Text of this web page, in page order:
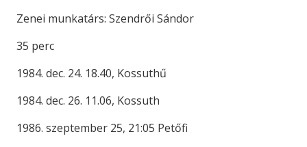
Zenei munkatárs: Szendrői Sándor
35 perc
1984. dec. 24. 18.40, Kossuthű
1984. dec. 26. 11.06, Kossuth
1986. szeptember 25, 21:05 Petőfi